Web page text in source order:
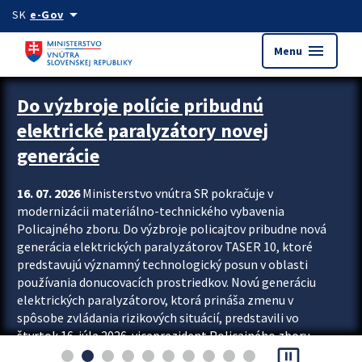
Preskocit na hlavný obsah
SK e-Govarrow_drop_down
Menu menu
Zastavit automatický posun upútavok
Do výzbroje polície pribudnú
elektrické paralyzátory novej
generácie
16. 07. 2026Ministerstvo vnútra SR pokračuje v
modernizácii materiálno-technického vybavenia
Policajného zboru. Do výzbroje policajtov pribudne nová
generácia elektrických paralyzátorov TASER 10, ktoré
predstavujú významný technologický posun v oblasti
používania donucovacích prostriedkov. Novú generáciu
elektrických paralyzátorov, ktorá prináša zmenu v
spôsobe zvládania rizikových situácií, predstavili vo
štvrtok 16. júla 2026 viceprezident Policajného zboru
Rastislav Polakovič a riaditeľ odboru výcviku...